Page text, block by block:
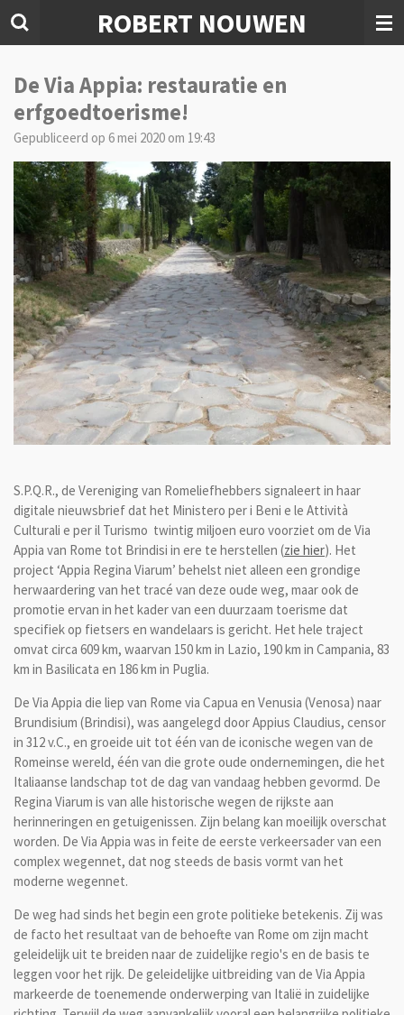
Ga
de
hoofdinhoud
ROBERT NOUWEN
De Via Appia: restauratie en
erfgoedtoerisme!
Gepubliceerd op 6 mei 2020 om 19:43
S.P.Q.R., de Vereniging van Romeliefhebbers signaleert in haar
digitale nieuwsbrief dat het Ministero per i Beni e le Attività
Culturali e per il Turismo twintig miljoen euro voorziet om de Via
Appia van Rome tot Brindisi in ere te herstellen (zie hier). Het
project ‘Appia Regina Viarum’ behelst niet alleen een grondige
herwaardering van het tracé van deze oude weg, maar ook de
promotie ervan in het kader van een duurzaam toerisme dat
specifiek op fietsers en wandelaars is gericht. Het hele traject
omvat circa 609 km, waarvan 150 km in Lazio, 190 km in Campania, 83
km in Basilicata en 186 km in Puglia.
De Via Appia die liep van Rome via Capua en Venusia (Venosa) naar
Brundisium (Brindisi), was aangelegd door Appius Claudius, censor
in 312 v.C., en groeide uit tot één van de iconische wegen van de
Romeinse wereld, één van die grote oude ondernemingen, die het
Italiaanse landschap tot de dag van vandaag hebben gevormd. De
Regina Viarum is van alle historische wegen de rijkste aan
herinneringen en getuigenissen. Zijn belang kan moeilijk overschat
worden. De Via Appia was in feite de eerste verkeersader van een
complex wegennet, dat nog steeds de basis vormt van het
moderne wegennet.
De weg had sinds het begin een grote politieke betekenis. Zij was
de facto het resultaat van de behoefte van Rome om zijn macht
geleidelijk uit te breiden naar de zuidelijke regio's en de basis te
leggen voor het rijk. De geleidelijke uitbreiding van de Via Appia
markeerde de toenemende onderwerping van Italië in zuidelijke